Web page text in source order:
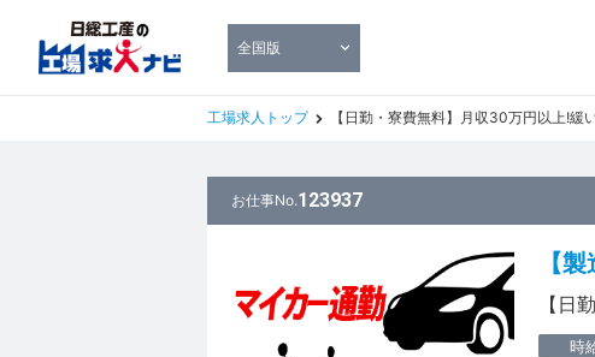
全国版
工場求人トップ 【日勤・寮費無料】月収30万円以上!緩い職
お仕事No.123937
【
【日
時